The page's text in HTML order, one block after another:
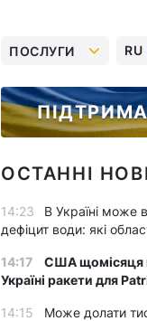
ПОСЛУГИ RU
ОСТАННІ
14:23
В Україні може
дефіцит води: які
14:17
США щомісяця
Україні ракети для
14:15
Може долати